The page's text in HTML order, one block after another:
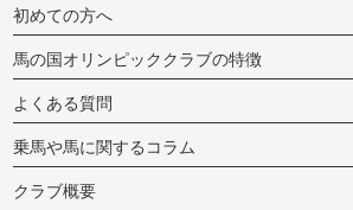
初めての方へ
馬の国オリンピッククラブの特徴
よくある質問
乗馬や馬に関するコラム
クラブ概要